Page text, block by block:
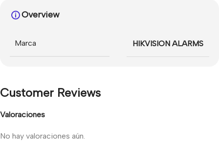
Overview
Marca HIKVISION ALARMS
Customer Reviews
Valoraciones
No hay valoraciones aún.